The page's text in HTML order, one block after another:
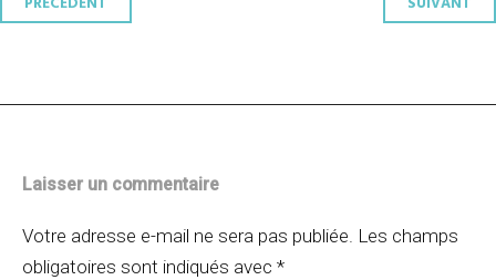
Laisser un commentaire
Votre adresse e-mail ne sera pas publiée. Les champs
obligatoires sont indiqués avec *